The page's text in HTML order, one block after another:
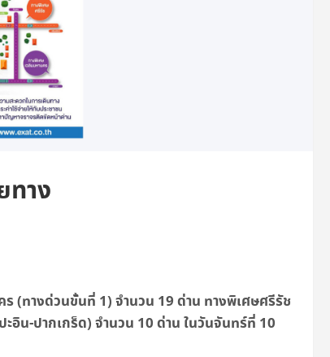
ทาง
(ทางด่วนขั้นที่ 1) จำนวน 19 ด่าน ทางพิเศษศรีรัช
อิน-ปากเกร็ด) จำนวน 10 ด่าน ในวันจันทร์ที่ 10